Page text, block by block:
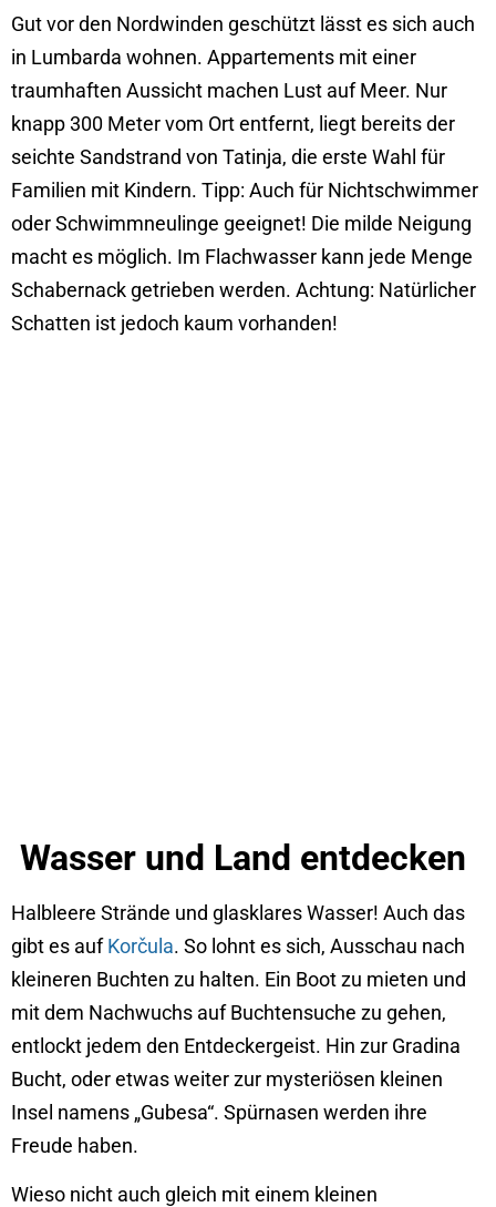
Gut vor den Nordwinden geschützt lässt es sich auch
in Lumbarda wohnen. Appartements mit einer
traumhaften Aussicht machen Lust auf Meer. Nur
knapp 300 Meter vom Ort entfernt, liegt bereits der
seichte Sandstrand von Tatinja, die erste Wahl für
Familien mit Kindern. Tipp: Auch für Nichtschwimmer
oder Schwimmneulinge geeignet! Die milde Neigung
macht es möglich. Im Flachwasser kann jede Menge
Schabernack getrieben werden. Achtung: Natürlicher
Schatten ist jedoch kaum vorhanden!
Wasser und Land entdecken
Halbleere Strände und glasklares Wasser! Auch das
gibt es aufKorčula. So lohnt es sich, Ausschau nach
kleineren Buchten zu halten. Ein Boot zu mieten und
mit dem Nachwuchs auf Buchtensuche zu gehen,
entlockt jedem den Entdeckergeist. Hin zur Gradina
Bucht, oder etwas weiter zur mysteriösen kleinen
Insel namens „Gubesa“. Spürnasen werden ihre
Freude haben.
Wieso nicht auch gleich mit einem kleinen